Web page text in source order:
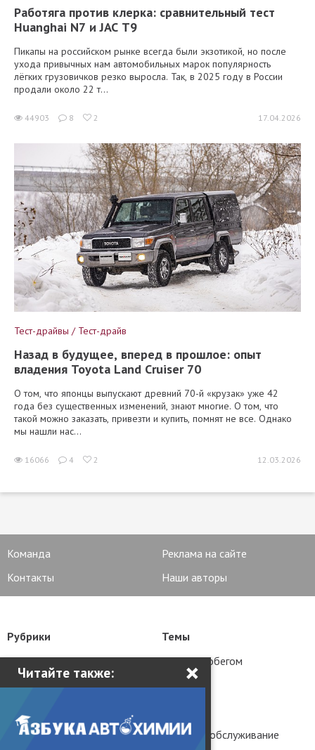
Читайте также: ×
Работяга против клерка: сравнительный тест
Huanghai N7 и JAC T9
Пикапы на российском рынке всегда были экзотикой, но после
ухода привычных нам автомобильных марок популярность
лёгких грузовичков резко выросла. Так, в 2025 году в России
продали около 22 т...
44903 8 2 17.04.2026
Тест-драйвы / Тест-драйв
Назад в будущее, вперед в прошлое: опыт
владения Toyota Land Cruiser 70
О том, что японцы выпускают древний 70-й «крузак» уже 42
года без существенных изменений, знают многие. О том, что
такой можно заказать, привезти и купить, помнят не все. Однако
мы нашли нас...
16066 4 2 12.03.2026
Команда
Реклама на сайте
Контакты
Наши авторы
Рубрики
Новости
Статьи
Практика
Темы
Авто с пробегом
Тюнинг
Ремонт и обслуживание